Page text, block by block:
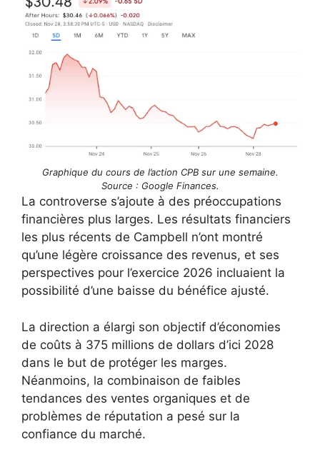
Graphique du cours de l’action CPB sur une semaine.
Source : Google Finances.
La controverse s’ajoute à des préoccupations
financières plus larges. Les résultats financiers
les plus récents de Campbell n’ont montré
qu’une légère croissance des revenus, et ses
perspectives pour l’exercice 2026 incluaient la
possibilité d’une baisse du bénéfice ajusté.
La direction a élargi son objectif d’économies
de coûts à 375 millions de dollars d’ici 2028
dans le but de protéger les marges.
Néanmoins, la combinaison de faibles
tendances des ventes organiques et de
problèmes de réputation a pesé sur la
confiance du marché.